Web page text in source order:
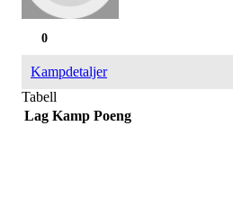
0
Kampdetaljer
Tabell
Lag Kamp Poeng